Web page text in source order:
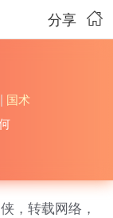
分享
| 国术
，转载网络，